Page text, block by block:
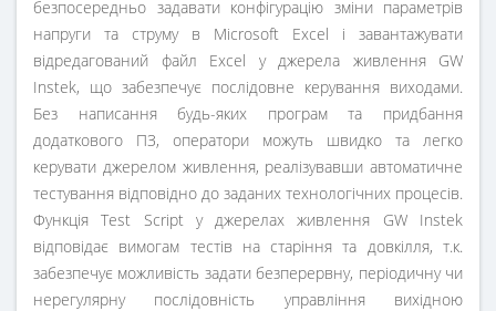
безпосередньо задавати конфігурацію зміни параметрів
напруги та струму в Microsoft Excel і завантажувати
відредагований файл Excel у джерела живлення GW
Instek, що забезпечує послідовне керування виходами.
Без написання будь-яких програм та придбання
додаткового ПЗ, оператори можуть швидко та легко
керувати джерелом живлення, реалізувавши автоматичне
тестування відповідно до заданих технологічних процесів.
Функція Test Script у джерелах живлення GW Instek
відповідає вимогам тестів на старіння та довкілля, т.к.
забезпечує можливість задати безперервну, періодичну чи
нерегулярну послідовність управління вихідною